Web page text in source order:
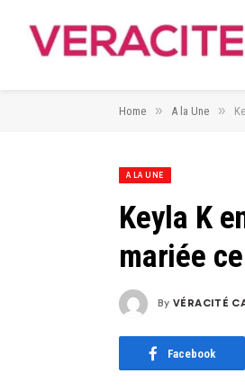
Home » A la Une »
A LA UNE
Keyla K
mariée
By VÉRACITÉ
Facebook